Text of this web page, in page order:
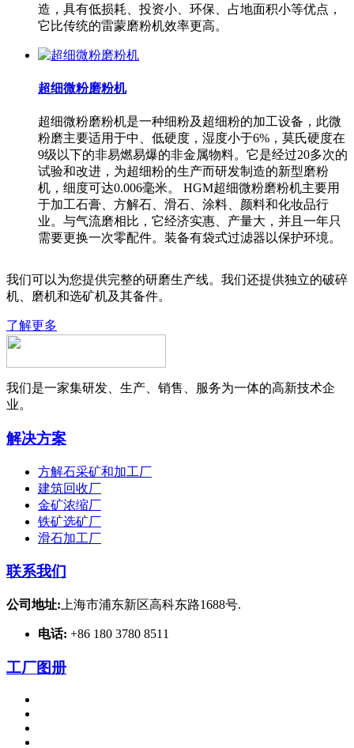
造，具有低损耗、投资小、环保、占地面积小等优点，
它比传统的雷蒙磨粉机效率更高。
超细微粉磨粉机
超细微粉磨粉机是一种细粉及超细粉的加工设备，此微
粉磨主要适用于中、低硬度，湿度小于6%，莫氏硬度在
9级以下的非易燃易爆的非金属物料。它是经过20多次的
试验和改进，为超细粉的生产而研发制造的新型磨粉
机，细度可达0.006毫米。 HGM超细微粉磨粉机主要用
于加工石膏、方解石、滑石、涂料、颜料和化妆品行
业。与气流磨相比，它经济实惠、产量大，并且一年只
需要更换一次零配件。装备有袋式过滤器以保护环境。
我们可以为您提供完整的研磨生产线。我们还提供独立的破碎
机、磨机和选矿机及其备件。
了解更多
我们是一家集研发、生产、销售、服务为一体的高新技术企
业。
解决方案
方解石采矿和加工厂
建筑回收厂
金矿浓缩厂
铁矿选矿厂
滑石加工厂
联系我们
公司地址: 上海市浦东新区高科东路1688号.
电话: +86 180 3780 8511
工厂图册